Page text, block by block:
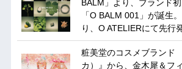
BALM」より、ブランド
「O BALM 001」が誕生
り、O ATELIERにて先行
粧美堂のコスメブランド
カ）』から、金木犀＆フ